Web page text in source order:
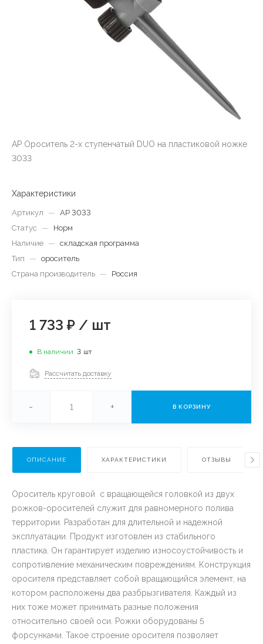
AP Ороситель 2-х ступенчатый DUO на пластиковой ножке
3033
Характеристики
Артикул — AP 3033
Статус
—
Норм
Наличие — складская программа
Тип
— ороситель
Страна производитель — Россия
1 733 ₽ / шт
В наличии 3 шт
Рассчитать доставку
- + В КОРЗИНУ
ОПИСАНИЕ ХАРАКТЕРИСТИКИ ОТЗЫВЫ
Ороситель круговой с вращающейся головкой из двух
рожков-оросителей служит для равномерного полива
территории. Разработан для длительной и надежной
эксплуатации. Продукт изготовлен из стабильного
пластика. Он гарантирует изделию износоустойчивость и
сопротивление механическим повреждениям. Конструкция
оросителя представляет собой вращающийся элемент, на
котором расположены два разбрызгивателя. Каждый из
них тоже может принимать разные положения
относительно своей оси. Рожки оборудованы 5
форсунками. Такое строение оросителя позволяет